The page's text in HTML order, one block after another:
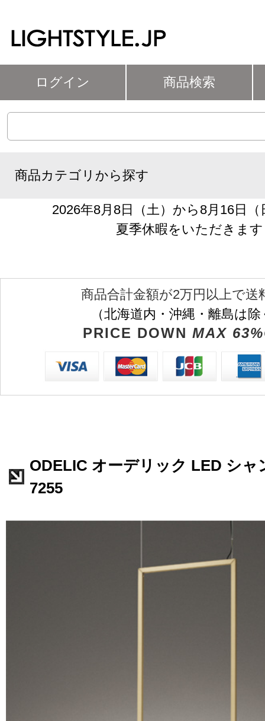
ログイン 商品検索
商品カテゴリから探す
2026年8月8日（土）から8月16日
夏季休暇をいただきます
商品合計金額が2万円以上で送
（北海道内・沖縄・離島は
PRICE DOWN MAX
ODELIC オーデリック LED シャ
7255